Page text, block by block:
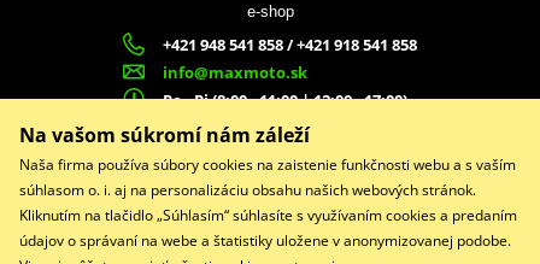
e-shop
+421 948 541 858 / +421 918 541 858
info@maxmoto.sk
Po - Pi (8:00 - 11:00 | 12:00 - 17:00)
MAX
MOTO s.r.o.
Slovenských dobrovoľníkov 1439
022 01 Čadca
Na vašom súkromí nám záleží
Naša firma používa súbory cookies na zaistenie funkčnosti webu a s vaším
súhlasom o. i. aj na personalizáciu obsahu našich webových stránok.
Kliknutím na tlačidlo „Súhlasím“ súhlasíte s využívaním cookies a predaním
údajov o správaní na webe a štatistiky uložene v anonymizovanej podobe.